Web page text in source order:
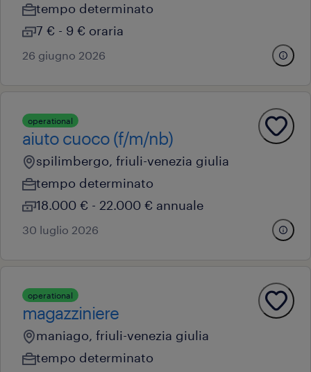
tempo determinato
7 € - 9 € oraria
26 giugno 2026
operational
aiuto cuoco (f/m/nb)
spilimbergo, friuli-venezia giulia
tempo determinato
18.000 € - 22.000 € annuale
30 luglio 2026
operational
magazziniere
maniago, friuli-venezia giulia
tempo determinato